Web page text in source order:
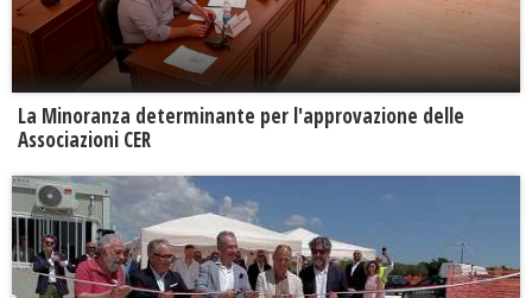
La Minoranza determinante per l'approvazione delle
Associazioni CER